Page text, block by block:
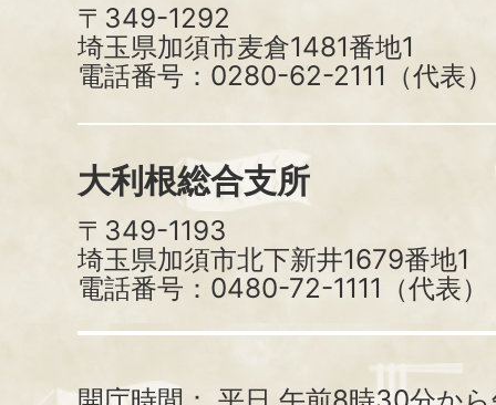
〒349-1292
埼玉県加須市麦倉1481番地1
電話番号：0280-62-2111（代表）
大利根総合支所
〒349-1193
埼玉県加須市北下新井1679番地1
電話番号：0480-72-1111（代表）